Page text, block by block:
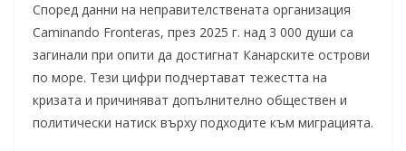
Според данни на неправителствената организация
Caminando Fronteras, през 2025 г. над 3 000 души са
загинали при опити да достигнат Канарските острови
по море. Тези цифри подчертават тежестта на
кризата и причиняват допълнително обществен и
политически натиск върху подходите към миграцията.